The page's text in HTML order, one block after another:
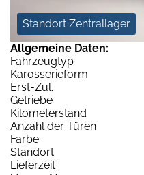
Standort Zentrallager
Allgemeine Daten:
Fahrzeugtyp
Karosserieform
Erst-Zul.
Getriebe
Kilometerstand
Anzahl der Türen
Farbe
Standort
Lieferzeit